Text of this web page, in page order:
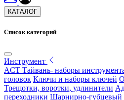
КАТАЛОГ
Список категорий
Инструмент
ACT Тайвань- наборы
головок Ключи и наборы ключей
Трещотки, воротки, удлинители
переходники Шарнирно-губцевый